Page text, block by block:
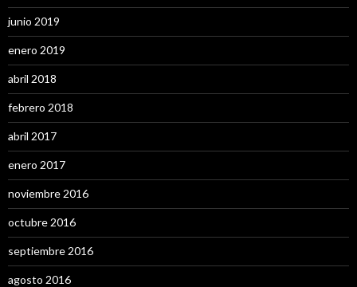
junio 2019
enero 2019
abril 2018
febrero 2018
abril 2017
enero 2017
noviembre 2016
octubre 2016
septiembre 2016
agosto 2016